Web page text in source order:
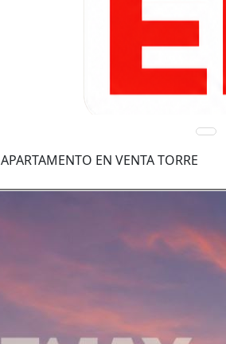
APARTAMENTO EN VENTA TORRE